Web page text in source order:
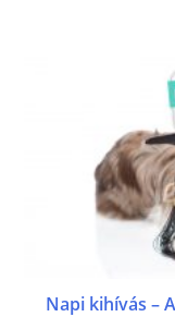
Napi kihívás –